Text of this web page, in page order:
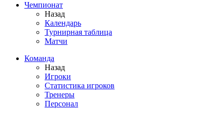
Чемпионат
Назад
Календарь
Турнирная таблица
Матчи
Команда
Назад
Игроки
Статистика игроков
Тренеры
Персонал